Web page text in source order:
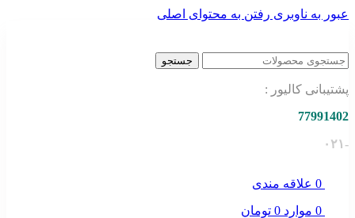
عبور به ناوبری رفتن به محتوای اصلی
جستجو
پشتیبانی کالیور :
77991402
-۰۲۱
0 علاقه مندی
0 موارد 0 تومان